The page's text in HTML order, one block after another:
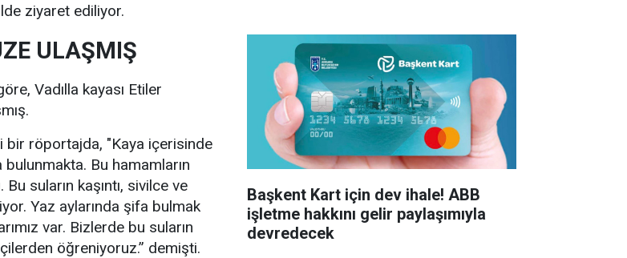
ziyaret ediliyor.
ULAŞMIŞ
Vadılla kayası Etiler
bir röportajda, "Kaya içerisinde
bulunmakta. Bu hamamların
suların kaşıntı, sivilce ve
Yaz aylarında şifa bulmak
var. Bizlerde bu suların
öğreniyoruz.” demişti.
Başkent Kart için dev ihale! ABB
işletme hakkını gelir paylaşımıyla
devredecek